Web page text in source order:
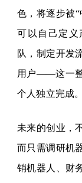
色，将逐步被“
可以自己定义
队，制定开发
用户——这一
个人独立完成。
未来的创业，
而只需调研机
销机器人、财